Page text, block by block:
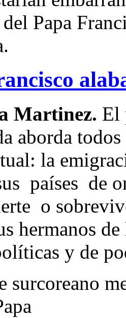
Papa
Martinez. El
aborda
la
países de
o
hermanos
y de
surcoreano